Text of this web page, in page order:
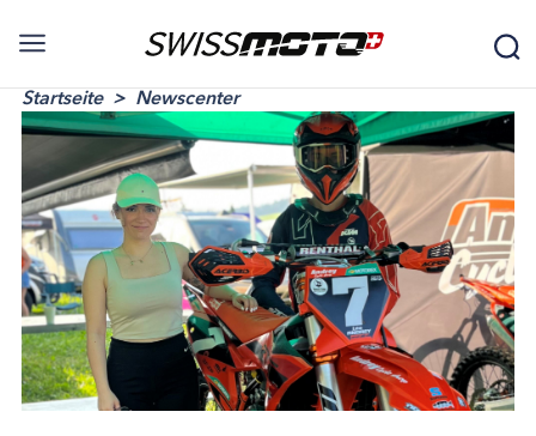
Startseite Newscenter